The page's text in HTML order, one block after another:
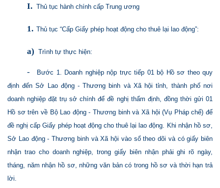
I. Thủ tục hành chính cấp Trung ương
1. Thủ tục “Cấp Giấy phép hoạt động cho thuê lại lao động”:
a) Trình tự thực hiện:
-
Bước 1. Doanh nghiệp nộp trực tiếp 01 bộ Hồ sơ theo quy
định đến Sở Lao động - Thương binh và Xã hội tỉnh, thành phố nơi
doanh nghiệp đặt trụ sở chính để đề nghị thẩm định, đồng thời gửi 01
Hồ sơ trên về Bộ Lao động - Thương binh và Xã hội (Vụ Pháp chế) để
đề nghị cấp Giấy phép hoạt động cho thuê lại lao động. Khi nhận hồ sơ,
Sở Lao động - Thương binh và Xã hội vào sổ theo dõi và có giấy biên
nhận trao cho doanh nghiệp, trong giấy biên nhận phải ghi rõ ngày,
tháng, năm nhận hồ sơ, những văn bản có trong hồ sơ và thời hạn trả
lời.